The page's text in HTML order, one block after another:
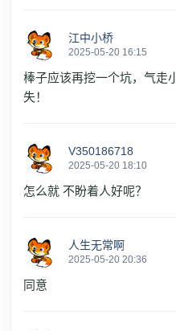
江中小桥
2025-05-20 16:15
棒子应该再挖一个坑，气走
失！
V350186718
2025-05-20 18:10
怎么就 不盼着人好呢？
人生无常啊
2025-05-20 20:36
同意